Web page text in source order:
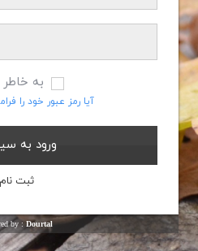
به
آیا رمز عبور خود را
by :Dourtal